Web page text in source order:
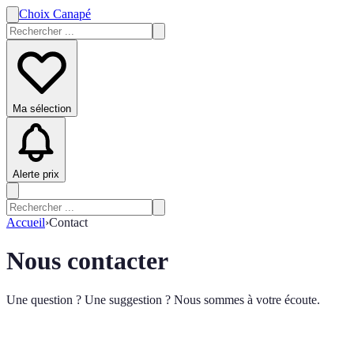
Choix Canapé
Ma sélection
Alerte prix
Accueil›Contact
Nous contacter
Une question ? Une suggestion ? Nous sommes à votre écoute.